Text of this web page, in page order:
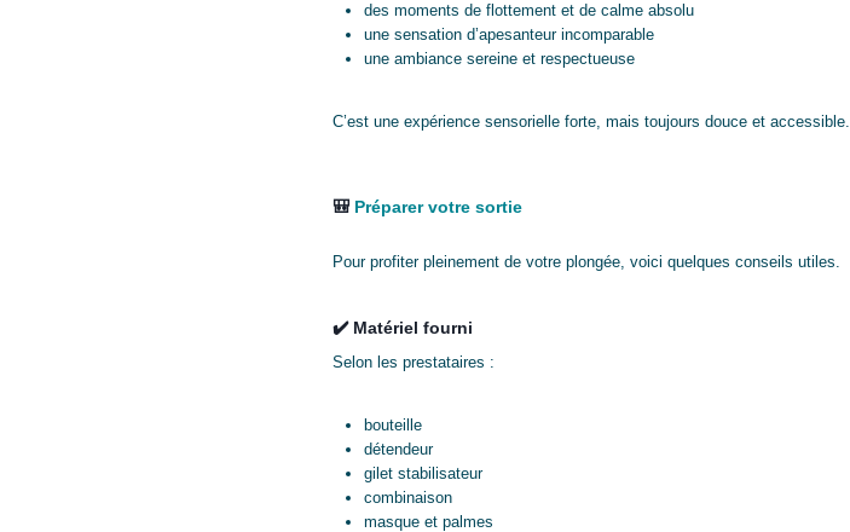
des moments de flottement et de calme absolu
une sensation d’apesanteur incomparable
une ambiance sereine et respectueuse
C’est une expérience sensorielle forte, mais toujours douce et accessible.
🎒 Préparer votre sortie
Pour profiter pleinement de votre plongée, voici quelques conseils utiles.
✔️ Matériel fourni
Selon les prestataires :
bouteille
détendeur
gilet stabilisateur
combinaison
masque et palmes